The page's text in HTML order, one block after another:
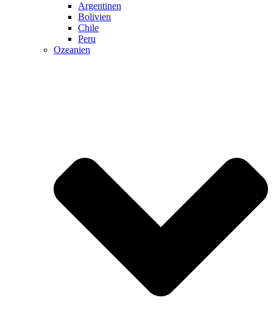
Argentinen
Bolivien
Chile
Peru
Ozeanien